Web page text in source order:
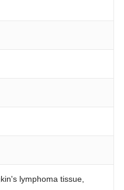
lymphoma tissue,